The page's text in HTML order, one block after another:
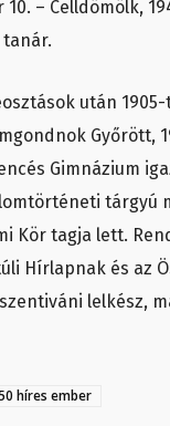
– Celldömölk,
tanár.
után
Győrött,
Gimnázium
tárgyú
Kör tagja lett.
Hírlapnak és az
lelkész,
híres ember